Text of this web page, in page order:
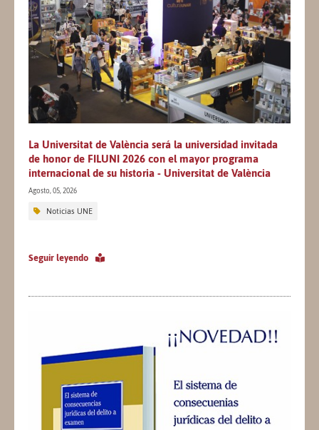
La Universitat de València será la universidad invitada
de honor de FILUNI 2026 con el mayor programa
internacional de su historia - Universitat de València
Agosto, 05, 2026
Noticias UNE
Seguir leyendo